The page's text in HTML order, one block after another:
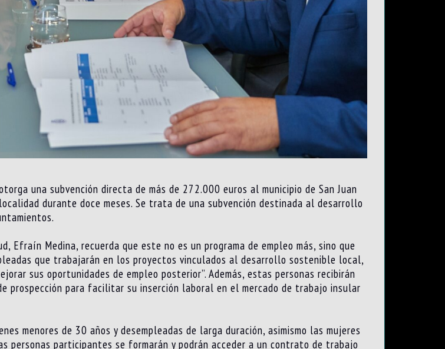
una subvención directa de más de 272.000 euros al municipio de San Juan
durante doce meses. Se trata de una subvención destinada al desarrollo
Efraín Medina, recuerda que este no es un programa de empleo más, sino que
que trabajarán en los proyectos vinculados al desarrollo sostenible local,
sus oportunidades de empleo posterior”. Además, estas personas recibirán
prospección para facilitar su inserción laboral en el mercado de trabajo insular
menores de 30 años y desempleadas de larga duración, asimismo las mujeres
personas participantes se formarán y podrán acceder a un contrato de trabajo